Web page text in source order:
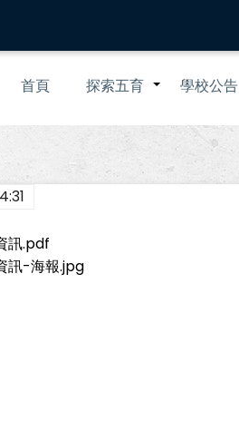
Main
navigation
首頁 +
探索五育 學校公告
訊.pdf
訊-海報.jpg